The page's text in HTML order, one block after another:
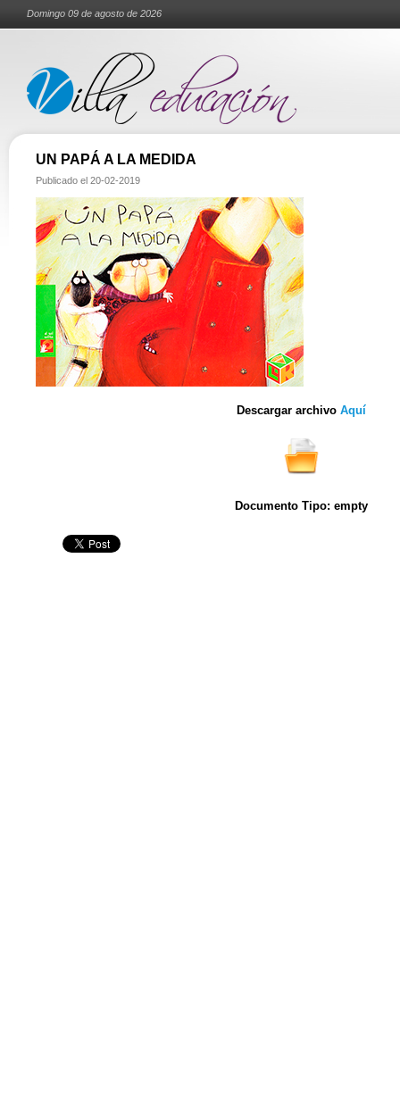
Domingo 09 de agosto de 2026
UN PAPÁ A LA MEDIDA
Publicado el 20-02-2019
Descargar archivo Aquí
Documento Tipo: empty